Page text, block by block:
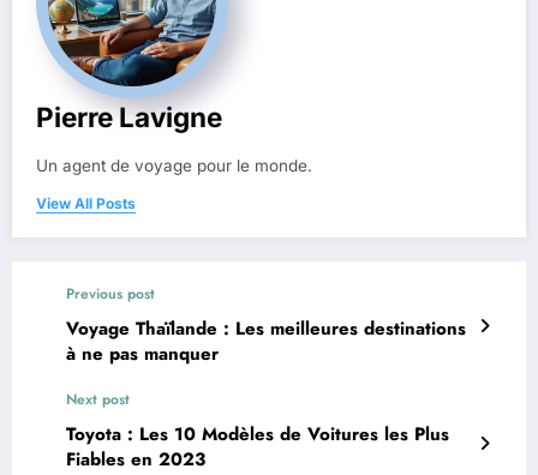
Pierre Lavigne
Un agent de voyage pour le monde.
View All Posts
Previous post
Voyage Thaïlande : Les meilleures destinations
à ne pas manquer
Next post
Toyota : Les 10 Modèles de Voitures les Plus
Fiables en 2023